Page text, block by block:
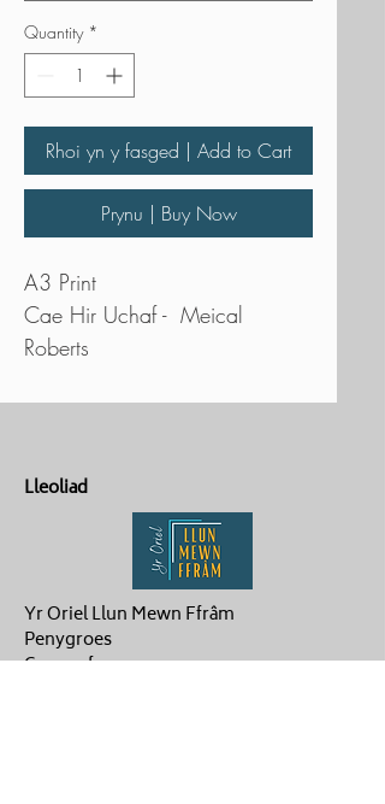
Quantity *
Rhoi yn y fasged | Add to Cart
Prynu | Buy Now
A3 Print
Cae Hir Uchaf - Meical
Roberts
Lleoliad
Yr Oriel Llun Mewn Ffrâm
Penygroes
Caernarfon